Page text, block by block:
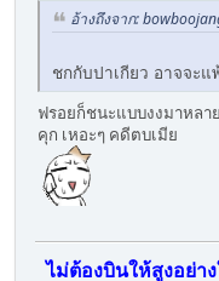
อ้างถึงจาก:
ชกกับปาเกียว อาจจะแ
ฟรอยก็ชนะแบบงงมาหล
คุก เหอะๆ คดีตบเมีย
ไม่ต้องบินให้สูงอย่า